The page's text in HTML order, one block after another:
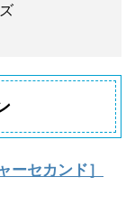
ーセカンド］